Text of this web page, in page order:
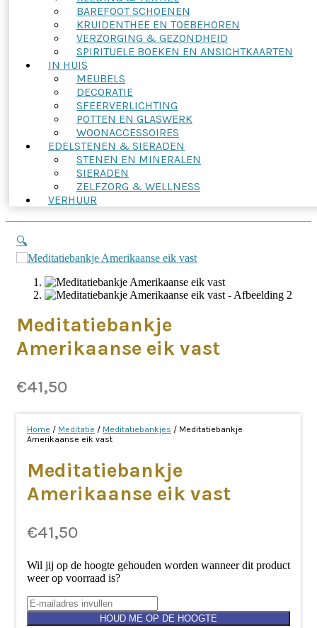
BAREFOOT SCHOENEN
KRUIDENTHEE EN TOEBEHOREN
VERZORGING & GEZONDHEID
SPIRITUELE BOEKEN EN ANSICHTKAARTEN
IN HUIS
MEUBELS
DECORATIE
SFEERVERLICHTING
POTTEN EN GLASWERK
WOONACCESSOIRES
EDELSTENEN & SIERADEN
STENEN EN MINERALEN
SIERADEN
ZELFZORG & WELLNESS
VERHUUR
🔍
Meditatiebankje
Amerikaanse eik vast
€41,50
Home / Meditatie / Meditatiebankjes / Meditatiebankje
Amerikaanse eik vast
Meditatiebankje
Amerikaanse eik vast
€41,50
Wil jij op de hoogte gehouden worden wanneer dit product
weer op voorraad is?
HOUD ME OP DE HOOGTE